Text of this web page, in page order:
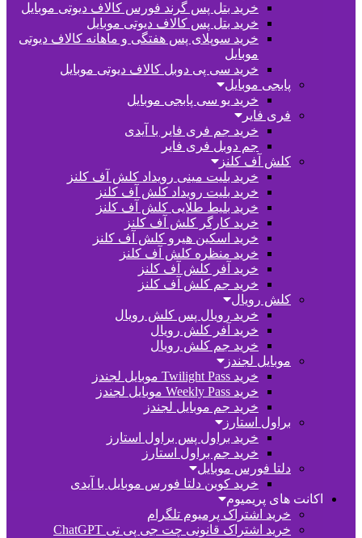
خرید بتل پس گرند فورس کالاف دیوتی موبایل
خرید بتل پس کالاف دیوتی موبایل
خرید سوپلای پس هفتگی و ماهانه کالاف دیوتی
موبایل
خرید سی پی دوبل کالاف دیوتی موبایل
پابجی موبایل
خرید یو سی پابجی موبایل
فری فایر
خرید جم فری فایر با آیدی
جم دوبل فری فایر
کلش آف کلنز
خرید بلیت مینی رویداد کلش آف کلنز
خرید بلیت رویداد کلش آف کلنز
خرید بلیط طلایی کلش آف کلنز
خرید کارگر کلش آف کلنز
خرید اسکین هیرو کلش آف کلنز
خرید منظره کلش آف کلنز
خرید آفر کلش آف کلنز
خرید جم کلش آف کلنز
کلش رویال
خرید رویال پس کلش رویال
خرید آفر کلش رویال
خرید جم کلش رویال
موبایل لجندز
خرید Twilight Pass موبایل لجندز
خرید Weekly Pass موبایل لجندز
خرید جم موبایل لجندز
براول استارز
خرید براول پس براول استارز
خرید جم براول استارز
دلتا فورس موبایل
خرید کوین دلتا فورس موبایل با آیدی
اکانت های پریمیوم
خرید اشتراک پرمیوم تلگرام
خرید اشتراک قانونی چت جی پی تی ChatGPT